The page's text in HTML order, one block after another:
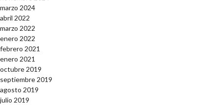
marzo 2024
abril 2022
marzo 2022
enero 2022
febrero 2021
enero 2021
octubre 2019
septiembre 2019
agosto 2019
julio 2019